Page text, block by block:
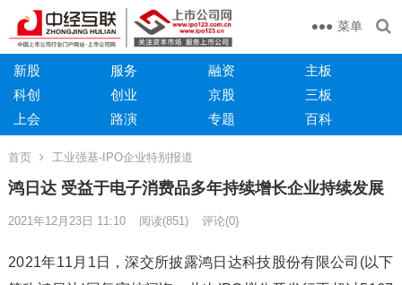
菜单
新股 服务 融资
主板
科创
创业 京股
三板
上会
路演 专题 百科
首页 工业强基-IPO企业特别报道
鸿日达 受益于电子消费品多年持续增长企业持续发展
2021年12月23日 11:10 阅读(851) 评论(0)
2021年11月1日，深交所披露鸿日达科技股份有限公司(以下